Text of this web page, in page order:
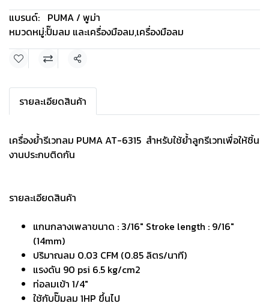
แบรนด์: PUMA / พูม่า
หมวดหมู่:ปั๊มลม และเครื่องมือลม,เครื่องมือลม
แชร์
รายละเอียดสินค้า
เครื่องย้ำรีเวทลม PUMA AT-6315 สำหรับใช้ย้ำลูกรีเวทเพื่อให้ชิ้น
งานประกบติดกัน
รายละเอียดสินค้า
แกนกลางเพลาขนาด : 3/16" Stroke length : 9/16"
(14mm)
ปริมาณลม 0.03 CFM (0.85 ลิตร/นาที)
แรงดัน 90 psi 6.5 kg/cm2
ท่อลมเข้า 1/4"
ใช้กับปั๊มลม 1HP ขึ้นไป